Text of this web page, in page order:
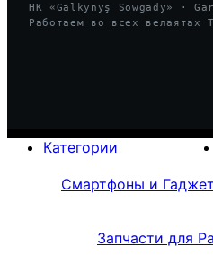
HK «Galkynyş Sowgady» ·
Работаем во всех велаятах
Категории
Смартфоны и
Запчасти для